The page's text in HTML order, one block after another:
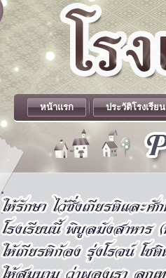
.
.
หน้าแรก ประวัติโรงเรียน